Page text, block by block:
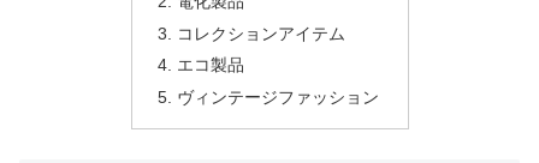
コレクションアイテム
エコ製品
ヴィンテージファッション